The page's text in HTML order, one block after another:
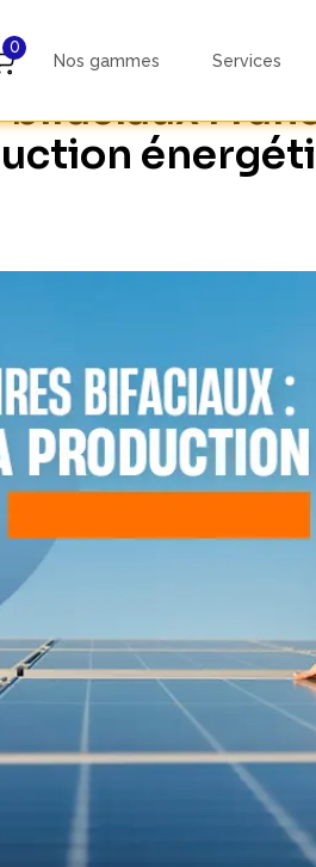
Nos gammes Services
0